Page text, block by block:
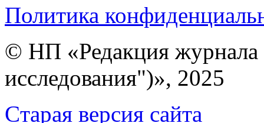
Политика
© НП «Редакция
исследования")», 2025
Cтарая версия сайта